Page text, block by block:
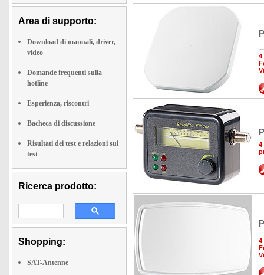
Area di supporto:
Download di manuali, driver,
video
Domande frequenti sulla
hotline
Esperienza, riscontri
Bacheca di discussione
Risultati dei test e relazioni sui
test
Ricerca prodotto:
Shopping:
SAT-Antenne
4
4
4